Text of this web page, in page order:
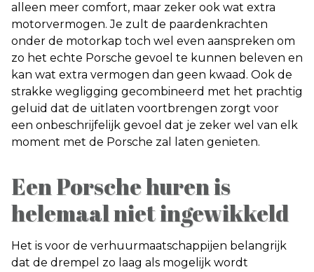
alleen meer comfort, maar zeker ook wat extra
motorvermogen. Je zult de paardenkrachten
onder de motorkap toch wel even aanspreken om
zo het echte Porsche gevoel te kunnen beleven en
kan wat extra vermogen dan geen kwaad. Ook de
strakke wegligging gecombineerd met het prachtig
geluid dat de uitlaten voortbrengen zorgt voor
een onbeschrijfelijk gevoel dat je zeker wel van elk
moment met de Porsche zal laten genieten.
Een Porsche huren is
helemaal niet ingewikkeld
Het is voor de verhuurmaatschappijen belangrijk
dat de drempel zo laag als mogelijk wordt